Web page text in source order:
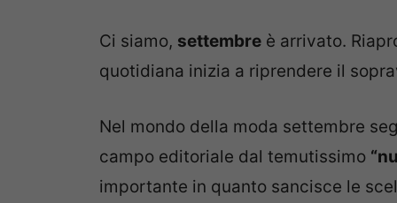
Ci siamo, settembre è arrivato.
quotidiana inizia a riprendere il
Nel mondo della moda settembre
campo editoriale dal temutissimo
importante in quanto sancisce le